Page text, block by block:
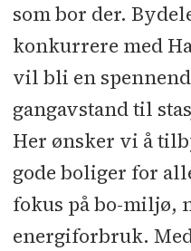
som bor der.
konkurrere med
vil bli en
gangavstand til
Her ønsker vi å
gode boliger for
fokus på bo-miljø,
energiforbruk.